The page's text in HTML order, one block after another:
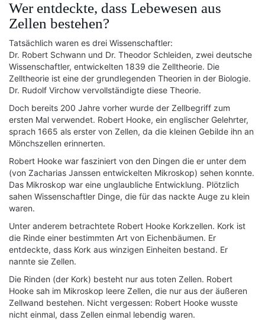
Wer entdeckte, dass Lebewesen aus
Zellen bestehen?
Tatsächlich waren es drei Wissenschaftler:
Dr. Robert Schwann und Dr. Theodor Schleiden, zwei deutsche
Wissenschaftler, entwickelten 1839 die Zelltheorie. Die
Zelltheorie ist eine der grundlegenden Theorien in der Biologie.
Dr. Rudolf Virchow vervollständigte diese Theorie.
Doch bereits 200 Jahre vorher wurde der Zellbegriff zum
ersten Mal verwendet. Robert Hooke, ein englischer Gelehrter,
sprach 1665 als erster von Zellen, da die kleinen Gebilde ihn an
Mönchszellen erinnerten.
Robert Hooke war fasziniert von den Dingen die er unter dem
(von Zacharias Janssen entwickelten Mikroskop) sehen konnte.
Das Mikroskop war eine unglaubliche Entwicklung. Plötzlich
sahen Wissenschaftler Dinge, die für das nackte Auge zu klein
waren.
Unter anderem betrachtete Robert Hooke Korkzellen. Kork ist
die Rinde einer bestimmten Art von Eichenbäumen. Er
entdeckte, dass Kork aus winzigen Einheiten bestand. Er
nannte sie Zellen.
Die Rinden (der Kork) besteht nur aus toten Zellen. Robert
Hooke sah im Mikroskop leere Zellen, die nur aus der äußeren
Zellwand bestehen. Nicht vergessen: Robert Hooke wusste
nicht einmal, dass Zellen einmal lebendig waren.